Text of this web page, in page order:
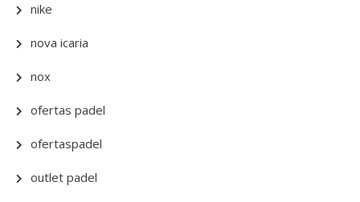
nike
nova icaria
nox
ofertas padel
ofertaspadel
outlet padel